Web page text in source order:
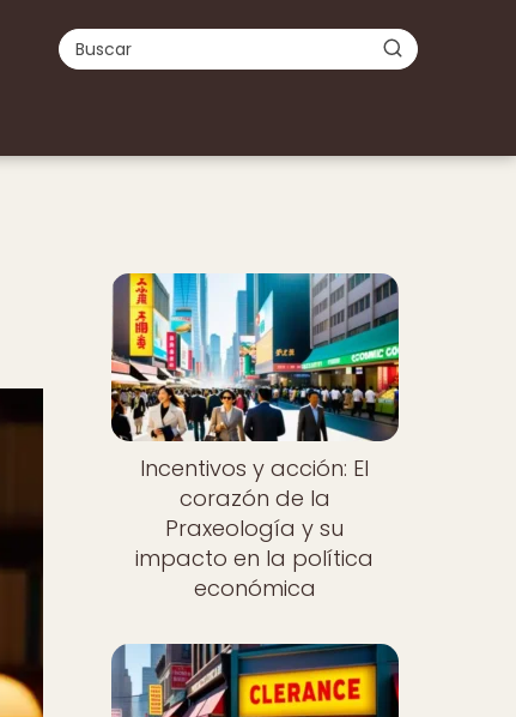
Incentivos y acción: El
corazón de la
Praxeología y su
impacto en la política
económica